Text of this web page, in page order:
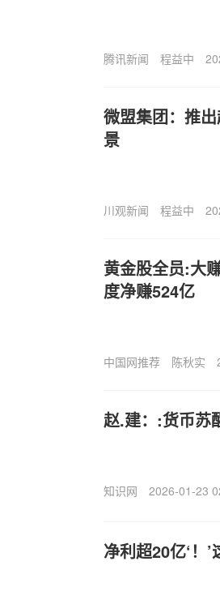
腾讯新闻 程益中
微盟集团：推
景
川观新闻 程益中
黄金股全员:大
度净赚524亿
中国网推荐 陈秋实
赵.建：:货币苏
知识网 2026-01-23
净利超20亿‘！